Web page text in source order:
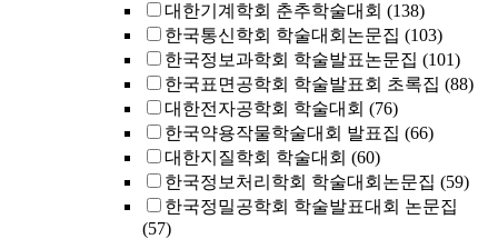
대한기계학회 춘추학술대회 (138)
한국통신학회 학술대회논문집 (103)
한국정보과학회 학술발표논문집 (101)
한국표면공학회 학술발표회 초록집 (88)
대한전자공학회 학술대회 (76)
한국약용작물학술대회 발표집 (66)
대한지질학회 학술대회 (60)
한국정보처리학회 학술대회논문집 (59)
한국정밀공학회 학술발표대회 논문집
(57)